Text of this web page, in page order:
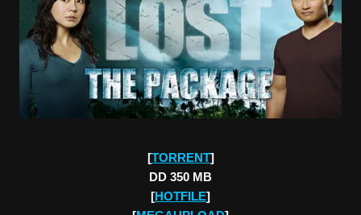
[TORRENT]
DD 350 MB
[HOTFILE]